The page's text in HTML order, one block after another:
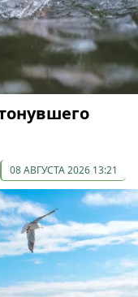
08 АВГУСТА 2026 13:21